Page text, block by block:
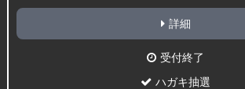
詳細
受付終了
ハガキ抽選